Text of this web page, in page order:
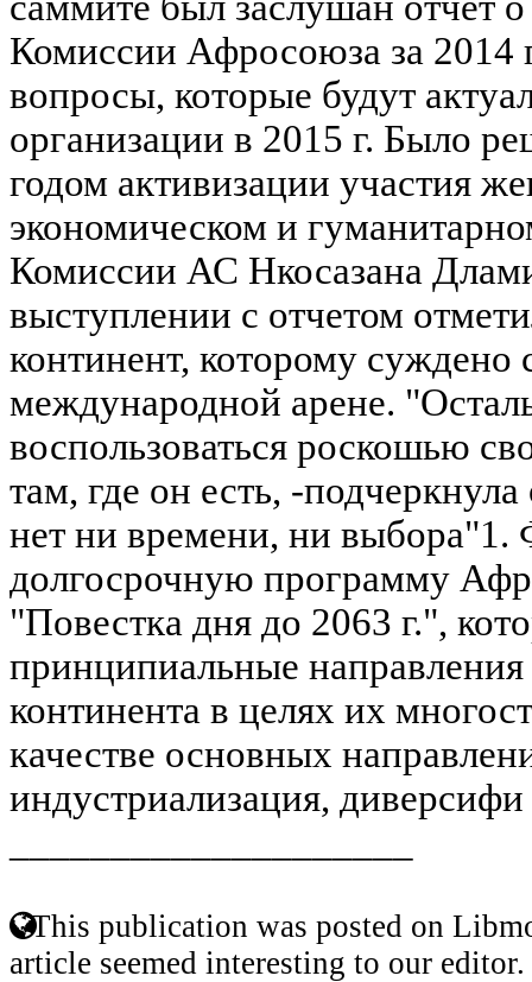
Комиссии Афросоюза за 2014
вопросы, которые будут
организации в 2015 г. Было
годом активизации участия
экономическом и
Комиссии АС Нкосазана
выступлении с отчетом
континент, которому
международной арене.
воспользоваться роскошью
там, где он есть, -
нет ни времени, ни выбора"1.
долгосрочную программу
"Повестка дня до 2063 г.",
принципиальные направления
континента в целях их
качестве основных
индустриализация,
This publication was posted on
article seemed interesting to our editor.